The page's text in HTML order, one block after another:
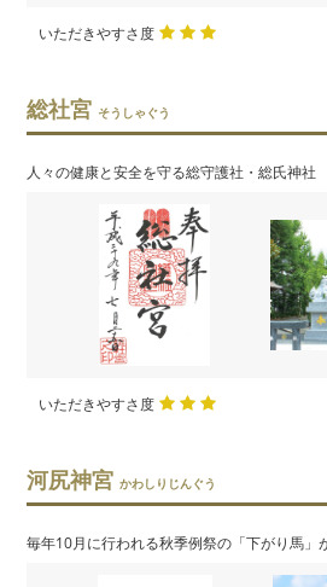
いただきやすさ度
総社宮 そうしゃぐう
人々の健康と安全を守る総守護社・総氏神社
いただきやすさ度
河尻神宮かわしりじんぐう
毎年10月に行われる秋季例祭の「下がり馬」